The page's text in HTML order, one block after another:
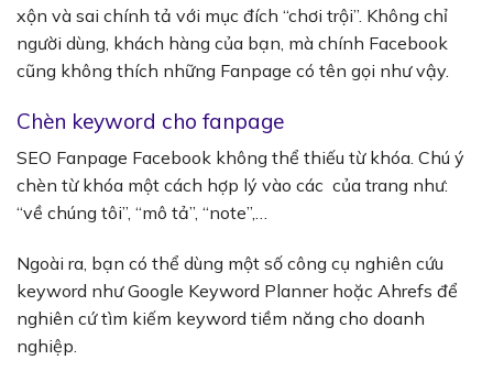
xộn và sai chính tả với mục đích “chơi trội”. Không chỉ
người dùng, khách hàng của bạn, mà chính Facebook
cũng không thích những Fanpage có tên gọi như vậy.
Chèn keyword cho fanpage
SEO Fanpage Facebook không thể thiếu từ khóa. Chú ý
chèn từ khóa một cách hợp lý vào các của trang như:
“về chúng tôi”, “mô tả”, “note”,…
Ngoài ra, bạn có thể dùng một số công cụ nghiên cứu
keyword như Google Keyword Planner hoặc Ahrefs để
nghiên cứ tìm kiếm keyword tiềm năng cho doanh
nghiệp.